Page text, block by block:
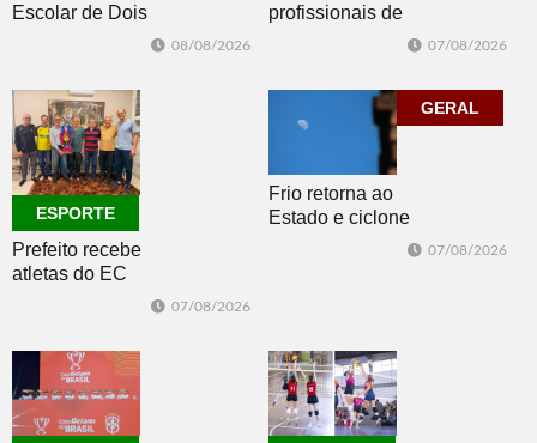
Escolar de Dois
08/08/2026
profissionais de
07/08/2026
ESPORTE
Prefeito recebe
atletas do EC
Master 65+
07/08/2026
GERAL
Frio retorna ao
Estado e ciclone
07/08/2026